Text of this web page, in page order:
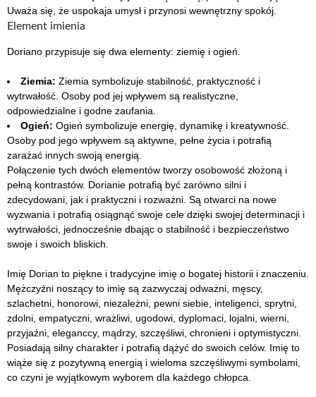
Uważa się, że uspokaja umysł i przynosi wewnętrzny spokój.
Element imienia
Doriano przypisuje się dwa elementy: ziemię i ogień.
Ziemia: Ziemia symbolizuje stabilność, praktyczność i
wytrwałość. Osoby pod jej wpływem są realistyczne,
odpowiedzialne i godne zaufania.
Ogień: Ogień symbolizuje energię, dynamikę i kreatywność.
Osoby pod jego wpływem są aktywne, pełne życia i potrafią
zarażać innych swoją energią.
Połączenie tych dwóch elementów tworzy osobowość złożoną i
pełną kontrastów. Dorianie potrafią być zarówno silni i
zdecydowani, jak i praktyczni i rozważni. Są otwarci na nowe
wyzwania i potrafią osiągnąć swoje cele dzięki swojej determinacji i
wytrwałości, jednocześnie dbając o stabilność i bezpieczeństwo
swoje i swoich bliskich.
Imię Dorian to piękne i tradycyjne imię o bogatej historii i znaczeniu.
Mężczyźni noszący to imię są zazwyczaj odważni, męscy,
szlachetni, honorowi, niezależni, pewni siebie, inteligenci, sprytni,
zdolni, empatyczni, wrażliwi, ugodowi, dyplomaci, lojalni, wierni,
przyjaźni, eleganccy, mądrzy, szczęśliwi, chronieni i optymistyczni.
Posiadają silny charakter i potrafią dążyć do swoich celów. Imię to
wiąże się z pozytywną energią i wieloma szczęśliwymi symbolami,
co czyni je wyjątkowym wyborem dla każdego chłopca.